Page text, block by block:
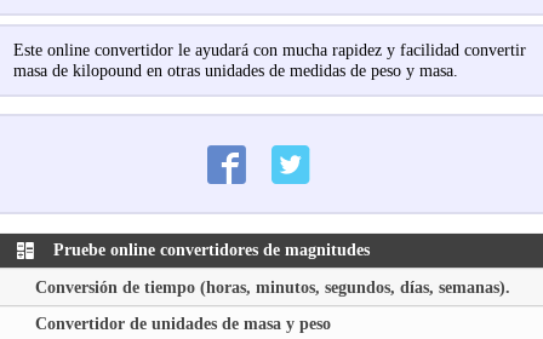
Este online convertidor le ayudará con mucha rapidez y facilidad convertir
masa de kilopound en otras unidades de medidas de peso y masa.
Pruebe online convertidores de magnitudes
Conversión de tiempo (horas, minutos, segundos, días, semanas).
Convertidor de unidades de masa y peso